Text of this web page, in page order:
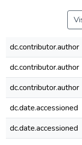
dc.contributor.author
dc.contributor.author
dc.contributor.author
dc.date.accessioned
dc.date.accessioned